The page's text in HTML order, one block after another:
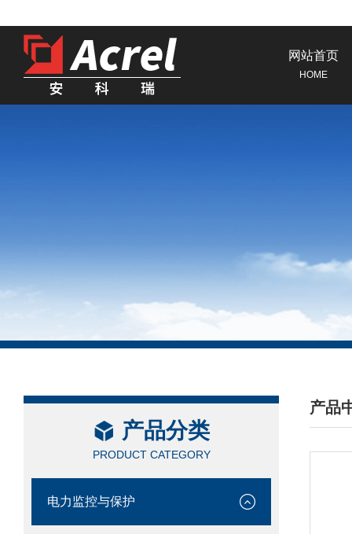
网站首页
HOME
产品分类
PRODUCT CATEGORY
电力监控与保护
产品
/